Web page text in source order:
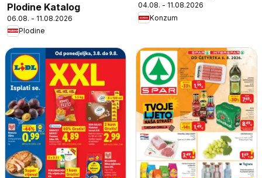
Plodine Katalog
06.08. - 11.08.2026
Plodine
04.08. - 11.08.2026
Konzum